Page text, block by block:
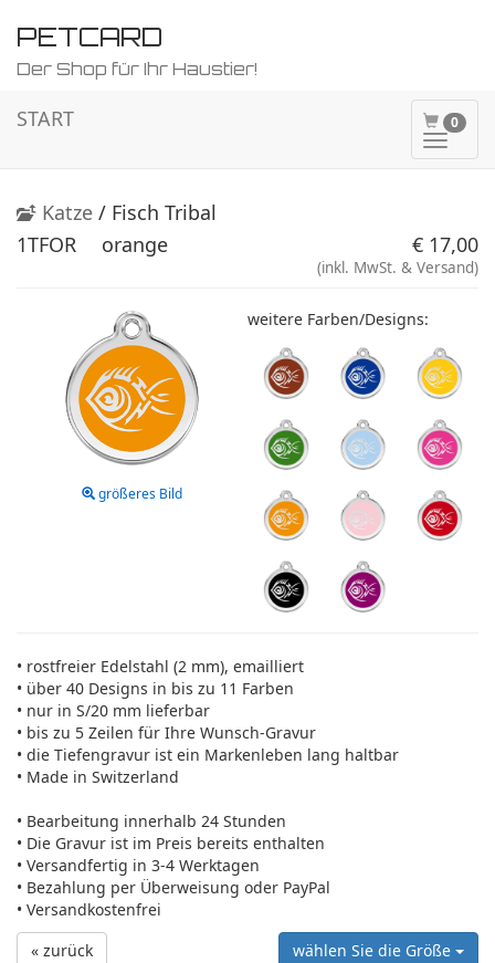
PETCARD
Der Shop für Ihr Haustier!
0
ein-/
START
Katze / Fisch Tribal
1TFOR
orange € 17,00
(inkl. MwSt. & Versand)
größeres Bild
weitere Farben/Designs:
• rostfreier Edelstahl (2 mm), emailliert
• über 40 Designs in bis zu 11 Farben
• nur in S/20 mm lieferbar
• bis zu 5 Zeilen für Ihre Wunsch-Gravur
• die Tiefengravur ist ein Markenleben lang haltbar
• Made in Switzerland
• Bearbeitung innerhalb 24 Stunden
• Die Gravur ist im Preis bereits enthalten
• Versandfertig in 3-4 Werktagen
• Bezahlung per Überweisung oder PayPal
• Versandkostenfrei
« zurück
wählen Sie die Größe